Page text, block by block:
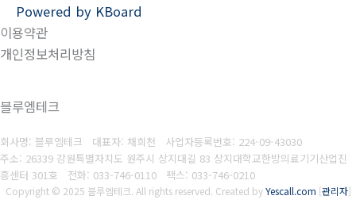
Powered by KBoard
이용약관
개인정보처리방침
블루엠테크
회사명: 블루엠테크 대표자: 채희천 사업자등록번호: 224-09-43030
주소: 26339 강원특별자치도 원주시 상지대길 83 상지대학교한방의료기기산업진
흥센터 301호 전화: 033-746-0110 팩스: 033-746-0210
Copyright © 2025 블루엠테크. All rights reserved. Created byYescall.com [관리자]